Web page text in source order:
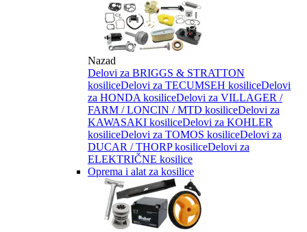
Nazad
Delovi za BRIGGS & STRATTON
kosiliceDelovi za TECUMSEH kosiliceDelovi
za HONDA kosiliceDelovi za VILLAGER /
FARM / LONCIN / MTD kosiliceDelovi za
KAWASAKI kosiliceDelovi za KOHLER
kosiliceDelovi za TOMOS kosiliceDelovi za
DUCAR / THORP kosiliceDelovi za
ELEKTRIČNE kosilice
Oprema i alat za kosilice